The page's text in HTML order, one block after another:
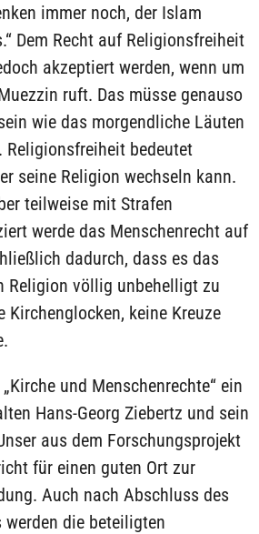
immer noch, der Islam
Dem Recht auf Religionsfreiheit
akzeptiert werden, wenn um
ruft. Das müsse genauso
wie das morgendliche Läuten
Religionsfreiheit bedeutet
seine Religion wechseln kann.
teilweise mit Strafen
werde das Menschenrecht auf
dadurch, dass es das
Religion völlig unbehelligt zu
Kirchenglocken, keine Kreuze
und Menschenrechte“ ein
Hans-Georg Ziebertz und sein
aus dem Forschungsprojekt
für einen guten Ort zur
Auch nach Abschluss des
die beteiligten